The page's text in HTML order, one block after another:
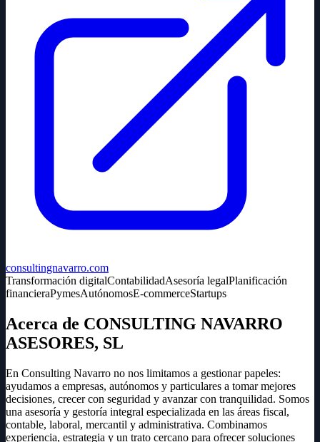
consultingnavarro.com
Transformación digitalContabilidadAsesoría legalPlanificación
financieraPymesAutónomosE-commerceStartups
Acerca de CONSULTING NAVARRO
ASESORES, SL
En Consulting Navarro no nos limitamos a gestionar papeles:
ayudamos a empresas, autónomos y particulares a tomar mejores
decisiones, crecer con seguridad y avanzar con tranquilidad. Somos
una asesoría y gestoría integral especializada en las áreas fiscal,
contable, laboral, mercantil y administrativa. Combinamos
experiencia, estrategia y un trato cercano para ofrecer soluciones